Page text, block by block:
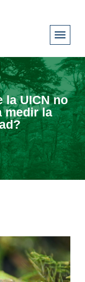
la UICN no
medir la